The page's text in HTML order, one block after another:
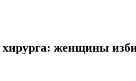
хирурга: женщины